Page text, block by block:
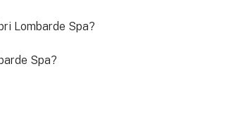
Lombarde Spa?
Spa?